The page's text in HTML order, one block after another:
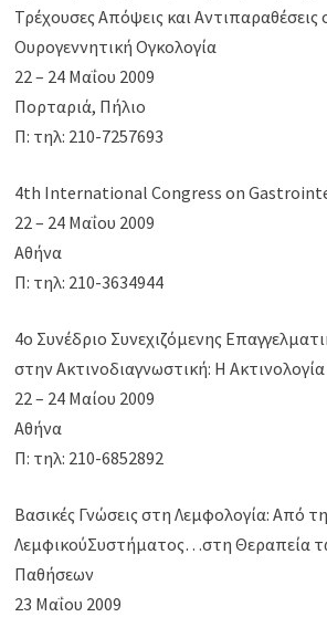
Τρέχουσες Απόψεις και Αντιπαραθέσεις
Ουρογεννητική Ογκολογία
22 – 24 Μαΐου 2009
Πορταριά, Πήλιο
Π: τηλ: 210-7257693
4th International Congress on
22 – 24 Μαΐου 2009
Αθήνα
Π: τηλ: 210-3634944
4ο Συνέδριο Συνεχιζόμενης
στην Ακτινοδιαγνωστική: Η
22 – 24 Μαίου 2009
Αθήνα
Π: τηλ: 210-6852892
Βασικές Γνώσεις στη Λεμφολογία: Από
ΛεμφικούΣυστήματος…στη Θεραπεία
Παθήσεων
23 Μαΐου 2009